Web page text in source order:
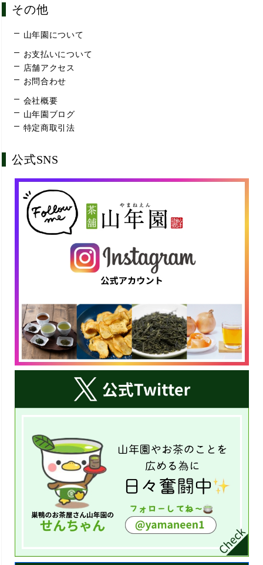
その他
山年園について
お支払いについて
店舗アクセス
お問合わせ
会社概要
山年園ブログ
特定商取引法
公式SNS